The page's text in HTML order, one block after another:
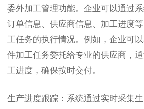
委外加工管理功能。企业可以通过
订单信息、供应商信息、加工进度
工任务的执行情况。例如，企业可
件加工任务委托给专业的供应商，
工进度，确保按时交付。
生产进度跟踪：系统通过实时采集